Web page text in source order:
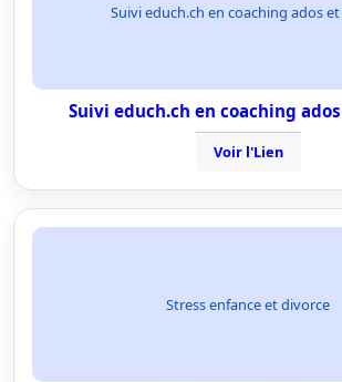
Suivi educh.ch en coaching ados
Suivi educh.ch en coaching
Voir l'Lien
Stress enfance et divorce